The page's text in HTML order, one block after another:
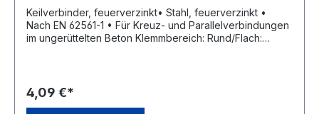
Keilverbinder, feuerverzinkt• Stahl, feuerverzinkt •
Nach EN 62561-1 • Für Kreuz- und Parallelverbindungen
im ungerüttelten Beton Klemmbereich: Rund/Flach:
webkontakt@ede.de
4,09 €*